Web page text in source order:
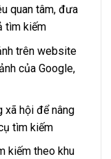
quan tâm, đưa
tìm kiếm
trên website
của Google,
xã hội để nâng
tìm kiếm
kiếm theo khu